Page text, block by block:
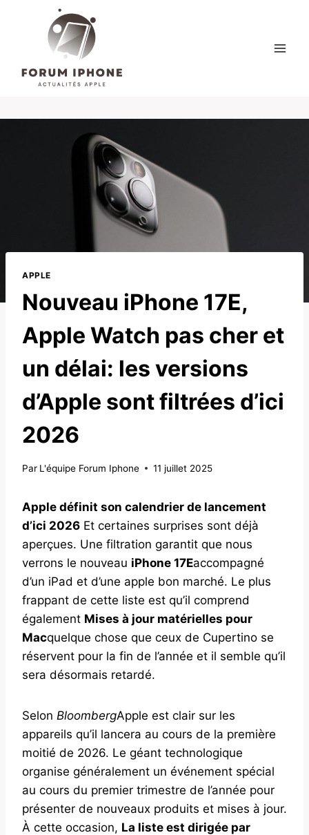
APPLE
Nouveau iPhone 17E,
Apple Watch pas cher et
un délai: les versions
d’Apple sont filtrées d’ici
2026
Par L'équipe Forum Iphone 11 juillet 2025
Apple définit son calendrier de lancement
d’ici 2026 Et certaines surprises sont déjà
aperçues. Une filtration garantit que nous
verrons le nouveau iPhone 17Eaccompagné
d’un iPad et d’une apple bon marché. Le plus
frappant de cette liste est qu’il comprend
également Mises à jour matérielles pour
Macquelque chose que ceux de Cupertino se
réservent pour la fin de l’année et il semble qu’il
sera désormais retardé.
Selon BloombergApple est clair sur les
appareils qu’il lancera au cours de la première
moitié de 2026. Le géant technologique
organise généralement un événement spécial
au cours du premier trimestre de l’année pour
présenter de nouveaux produits et mises à jour.
À cette occasion, La liste est dirigée par